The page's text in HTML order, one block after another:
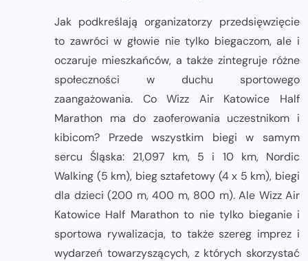
Jak podkreślają organizatorzy przedsięwzięcie
to zawróci w głowie nie tylko biegaczom, ale i
oczaruje mieszkańców, a także zintegruje różne
społeczności w duchu sportowego
zaangażowania. Co Wizz Air Katowice Half
Marathon ma do zaoferowania uczestnikom i
kibicom? Przede wszystkim biegi w samym
sercu Śląska: 21,097 km, 5 i 10 km, Nordic
Walking (5 km), bieg sztafetowy (4 x 5 km), biegi
dla dzieci (200 m, 400 m, 800 m). Ale Wizz Air
Katowice Half Marathon to nie tylko bieganie i
sportowa rywalizacja, to także szereg imprez i
wydarzeń towarzyszących, z których skorzystać